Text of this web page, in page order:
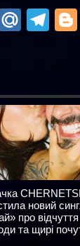
новий
про відчуття
та щирі